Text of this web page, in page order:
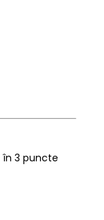
în 3 puncte